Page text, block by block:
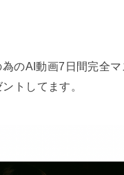
為のAI動画7日間完全
トしてます。